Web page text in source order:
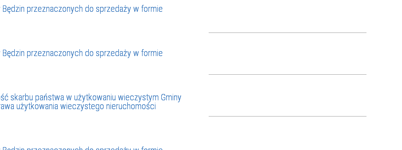
przeznaczonych do sprzedaży w formie
przeznaczonych do sprzedaży w formie
skarbu państwa w użytkowaniu wieczystym Gminy
użytkowania wieczystego nieruchomości